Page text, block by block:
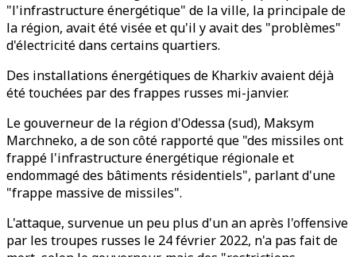
"l'infrastructure énergétique" de la ville, la principale de
la région, avait été visée et qu'il y avait des "problèmes"
d'électricité dans certains quartiers.
Des installations énergétiques de Kharkiv avaient déjà
été touchées par des frappes russes mi-janvier.
Le gouverneur de la région d'Odessa (sud), Maksym
Marchneko, a de son côté rapporté que "des missiles ont
frappé l'infrastructure énergétique régionale et
endommagé des bâtiments résidentiels", parlant d'une
"frappe massive de missiles".
L'attaque, survenue un peu plus d'un an après l'offensive
par les troupes russes le 24 février 2022, n'a pas fait de